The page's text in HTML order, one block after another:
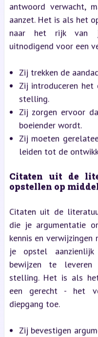
antwoord verwacht,
aanzet. Het is als het
naar het rijk van
uitnodigend voor een
Zij trekken de
Zij introduceren het
stelling.
Zij zorgen ervoor
boeiender wordt.
Zij moeten
leiden tot de
Citaten uit de
opstellen op
Citaten uit de
die je argumentatie
kennis en
je opstel aanzienlijk
bewijzen te
stelling. Het is als
een gerecht - het
diepgang toe.
Zij bevestigen